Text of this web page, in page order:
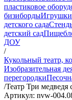
пластиковое
бизиборды
детского сада
детский сад
ДОУ
/
Кукольный театр,
Изобразительная
перегородки
/Театр Три медведя
Артикул: nvw-